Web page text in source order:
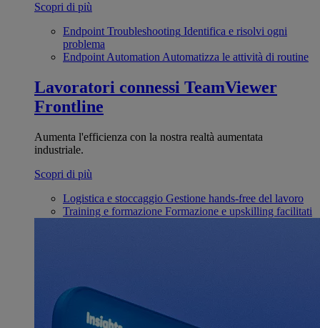
Scopri di più
Endpoint Troubleshooting Identifica e risolvi ogni
problema
Endpoint Automation Automatizza le attività di routine
Lavoratori connessi TeamViewer
Frontline
Aumenta l'efficienza con la nostra realtà aumentata
industriale.
Scopri di più
Logistica e stoccaggio Gestione hands-free del lavoro
Training e formazione Formazione e upskilling facilitati